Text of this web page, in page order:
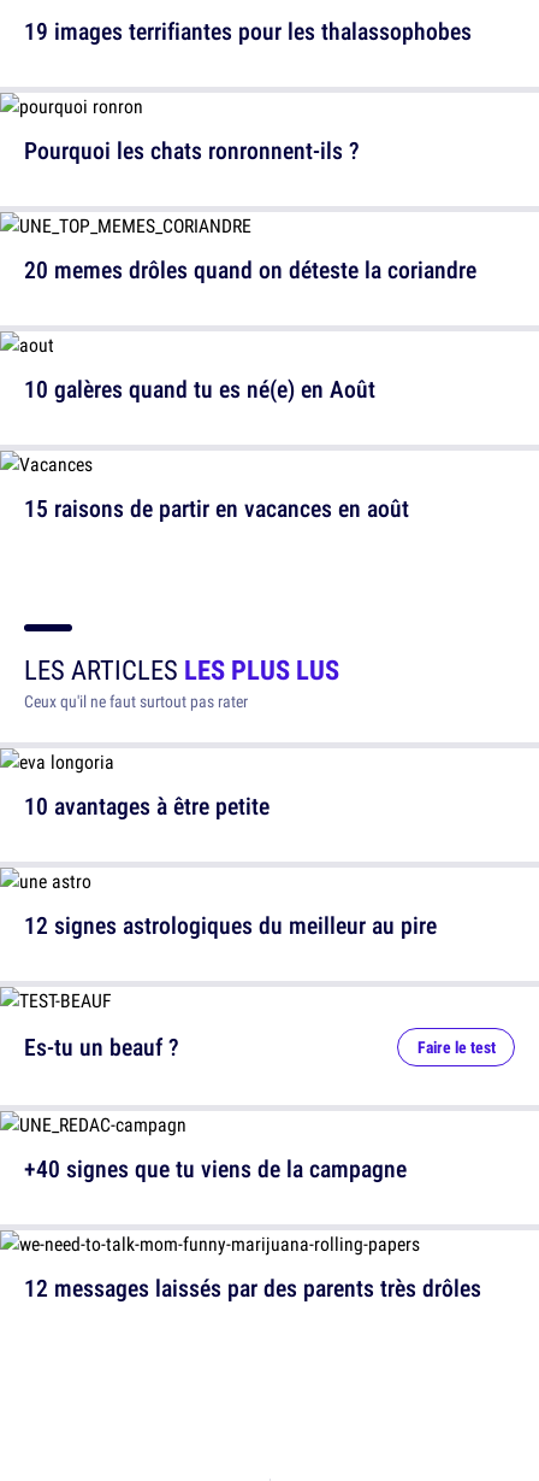
Pourquoi les chats ronronnent-ils ?
10 galères quand tu es né(e) en Août
19 images terrifiantes pour les thalassophobes
20 memes drôles quand on déteste la coriandre
15 raisons de partir en vacances en août
LES ARTICLES LES PLUS LUS
Ceux qu'il ne faut surtout pas rater
10 avantages à être petite
12 signes astrologiques du meilleur au pire
12 messages laissés par des parents très drôles
Es-tu un beauf ? Faire le test
+40 signes que tu viens de la campagne